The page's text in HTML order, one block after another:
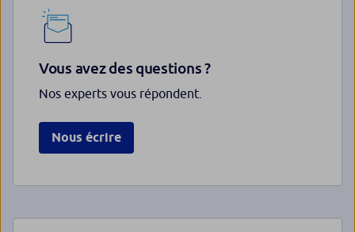
Vous avez des questions ?
Nos experts vous répondent.
Nous écrire